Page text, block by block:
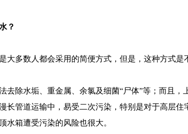
？
大多数人都会采用的简便方式，但是，这种方式是
去除水垢、重金属、余氯及细菌“尸体”等；而且，
长管道运输中，易受二次污染，特别是对于高层住
水箱遭受污染的风险也很大。